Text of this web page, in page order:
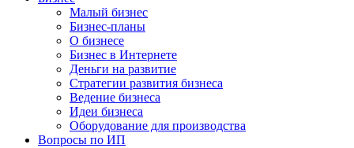
Малый бизнес
Бизнес-планы
О бизнесе
Бизнес в Интернете
Деньги на развитие
Стратегии развития бизнеса
Ведение бизнеса
Идеи бизнеса
Оборудование для производства
Вопросы по ИП